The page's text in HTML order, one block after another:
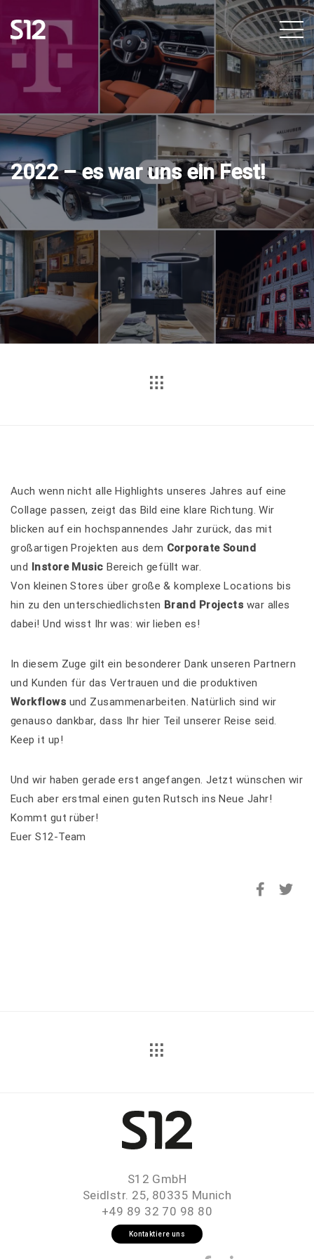
2022 – es war uns ein Fest!
Auch wenn nicht alle Highlights unseres Jahres auf eine
Collage passen, zeigt das Bild eine klare Richtung. Wir
blicken auf ein hochspannendes Jahr zurück, das mit
großartigen Projekten aus dem Corporate Sound
und Instore Music Bereich gefüllt war.
Von kleinen Stores über große & komplexe Locations bis
hin zu den unterschiedlichsten Brand Projects war alles
dabei! Und wisst Ihr was: wir lieben es!
In diesem Zuge gilt ein besonderer Dank unseren Partnern
und Kunden für das Vertrauen und die produktiven
Workflows und Zusammenarbeiten. Natürlich sind wir
genauso dankbar, dass Ihr hier Teil unserer Reise seid.
Keep it up!
Und wir haben gerade erst angefangen. Jetzt wünschen wir
Euch aber erstmal einen guten Rutsch ins Neue Jahr!
Kommt gut rüber!
Euer S12-Team
S12 GmbH
Seidlstr. 25, 80335 Munich
+49 89 32 70 98 80
Kontaktiere uns